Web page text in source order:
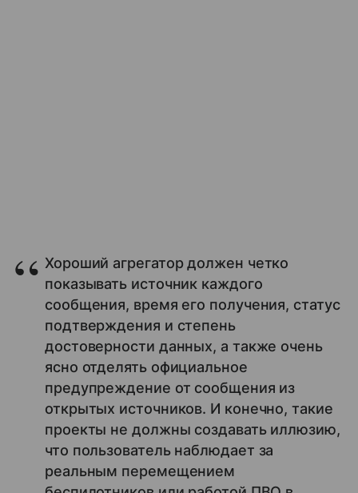
Хороший агрегатор должен четко
показывать источник каждого
сообщения, время его получения, статус
подтверждения и степень
достоверности данных, а также очень
ясно отделять официальное
предупреждение от сообщения из
открытых источников. И конечно, такие
проекты не должны создавать иллюзию,
что пользователь наблюдает за
реальным перемещением